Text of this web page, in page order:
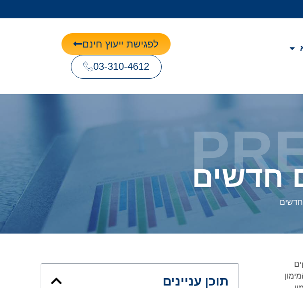
לפגישת ייעוץ חינם
03-310-4612
חדשים
חדשים
תוכן עניינים